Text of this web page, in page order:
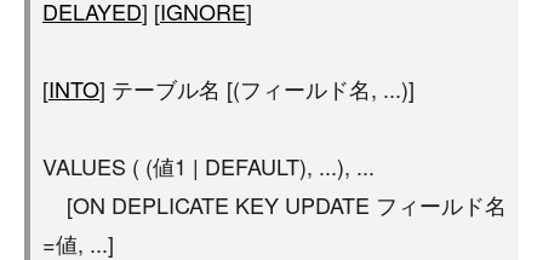
DELAYED] [IGNORE]
[INTO] テーブル名 [(フィールド名, ...)]
VALUES ( (値1 | DEFAULT), ...), ...
[ON DEPLICATE KEY UPDATE フィールド名
=値, ...]